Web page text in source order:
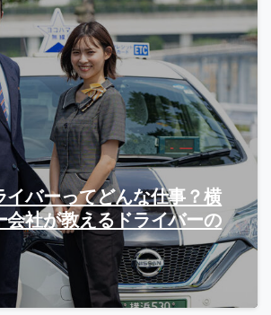
イバーってどんな仕事？横
会社が教えるドライバーの